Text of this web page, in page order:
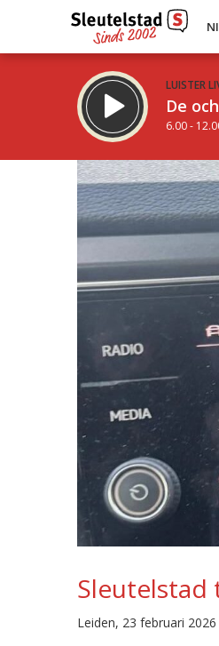
LUISTER
De
6.00 -
Sleutelstad
Leiden, 23 februari